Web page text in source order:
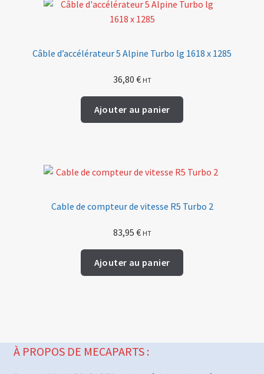
Câble d’accélérateur 5 Alpine Turbo lg 1618 x 1285
36,80 € HT
Ajouter au panier
Cable de compteur de vitesse R5 Turbo 2
83,95 € HT
Ajouter au panier
À PROPOS DE MECAPARTS :